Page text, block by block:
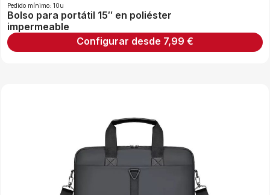
Pedido mínimo: 10u
Bolso para portátil 15″ en poliéster
impermeable
Configurar desde 7,99 €